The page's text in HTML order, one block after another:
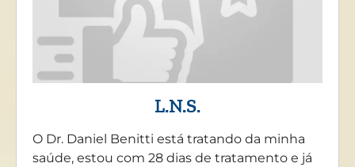
L.N.S.
O Dr. Daniel Benitti está tratando da minha
saúde, estou com 28 dias de tratamento e já